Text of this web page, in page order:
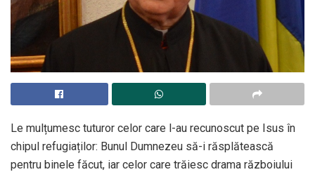
Le mulțumesc tuturor celor care l-au recunoscut pe Isus în
chipul refugiaților: Bunul Dumnezeu să-i răsplătească
pentru binele făcut, iar celor care trăiesc drama războiului